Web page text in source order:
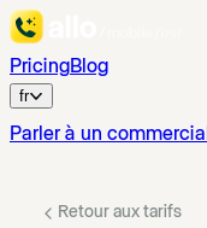
PricingBlog
fr
Parler à un commercial
Retour aux tarifs